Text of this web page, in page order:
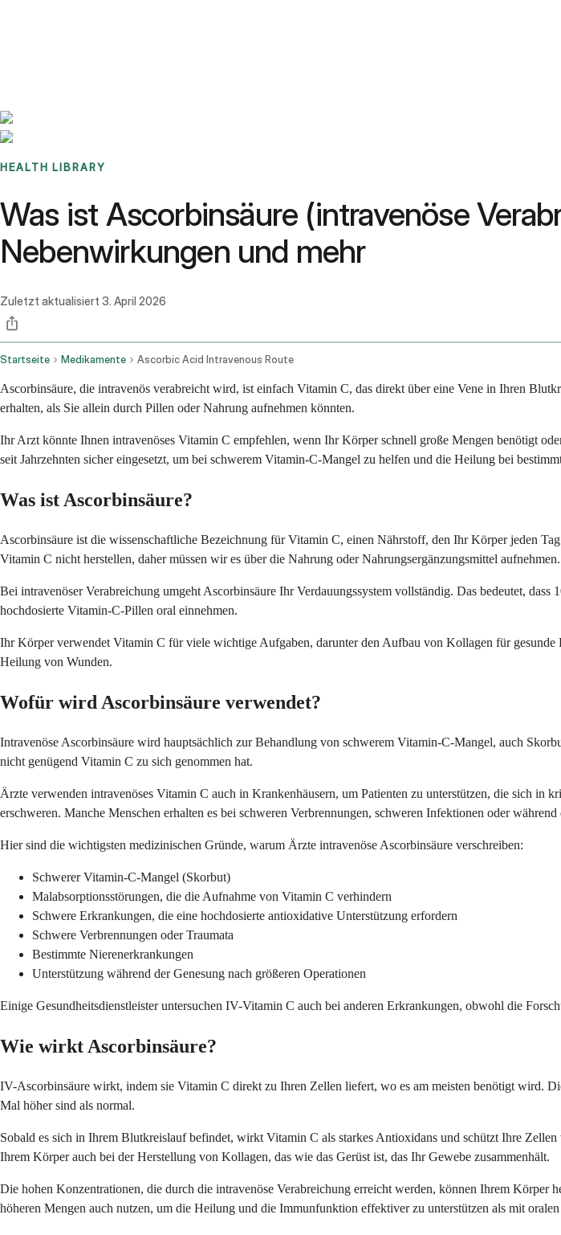
HEALTH LIBRARY
Was ist Ascorbinsäure (intravenöse
Nebenwirkungen und mehr
Zuletzt aktualisiert 3. April 2026
Startseite Medikamente Ascorbic Acid Intravenous Route
Ascorbinsäure, die intravenös verabreicht wird, ist einfach Vitamin C, das direkt über eine Vene in Ihren
erhalten, als Sie allein durch Pillen oder Nahrung aufnehmen könnten.
Ihr Arzt könnte Ihnen intravenöses Vitamin C empfehlen, wenn Ihr Körper schnell große Mengen benötigt
seit Jahrzehnten sicher eingesetzt, um bei schwerem Vitamin-C-Mangel zu helfen und die Heilung bei
Was ist Ascorbinsäure?
Ascorbinsäure ist die wissenschaftliche Bezeichnung für Vitamin C, einen Nährstoff, den Ihr Körper jeden
Vitamin C nicht herstellen, daher müssen wir es über die Nahrung oder Nahrungsergänzungsmittel aufnehmen.
Bei intravenöser Verabreichung umgeht Ascorbinsäure Ihr Verdauungssystem vollständig. Das bedeutet,
hochdosierte Vitamin-C-Pillen oral einnehmen.
Ihr Körper verwendet Vitamin C für viele wichtige Aufgaben, darunter den Aufbau von Kollagen für
Heilung von Wunden.
Wofür wird Ascorbinsäure verwendet?
Intravenöse Ascorbinsäure wird hauptsächlich zur Behandlung von schwerem Vitamin-C-Mangel, auch
nicht genügend Vitamin C zu sich genommen hat.
Ärzte verwenden intravenöses Vitamin C auch in Krankenhäusern, um Patienten zu unterstützen, die sich
erschweren. Manche Menschen erhalten es bei schweren Verbrennungen, schweren Infektionen oder
Hier sind die wichtigsten medizinischen Gründe, warum Ärzte intravenöse Ascorbinsäure verschreiben:
Schwerer Vitamin-C-Mangel (Skorbut)
Malabsorptionsstörungen, die die Aufnahme von Vitamin C verhindern
Schwere Erkrankungen, die eine hochdosierte antioxidative Unterstützung erfordern
Schwere Verbrennungen oder Traumata
Bestimmte Nierenerkrankungen
Unterstützung während der Genesung nach größeren Operationen
Einige Gesundheitsdienstleister untersuchen IV-Vitamin C auch bei anderen Erkrankungen, obwohl die
Wie wirkt Ascorbinsäure?
IV-Ascorbinsäure wirkt, indem sie Vitamin C direkt zu Ihren Zellen liefert, wo es am meisten benötigt wird.
Mal höher sind als normal.
Sobald es sich in Ihrem Blutkreislauf befindet, wirkt Vitamin C als starkes Antioxidans und schützt Ihre
Ihrem Körper auch bei der Herstellung von Kollagen, das wie das Gerüst ist, das Ihr Gewebe zusammenhält.
Die hohen Konzentrationen, die durch die intravenöse Verabreichung erreicht werden, können Ihrem
höheren Mengen auch nutzen, um die Heilung und die Immunfunktion effektiver zu unterstützen als mit